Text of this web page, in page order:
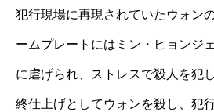
犯行現場に再現されていたウォン
ームプレートにはミン・ヒョンジ
に虐げられ、ストレスで殺人を犯
終仕上げとしてウォンを殺し、犯